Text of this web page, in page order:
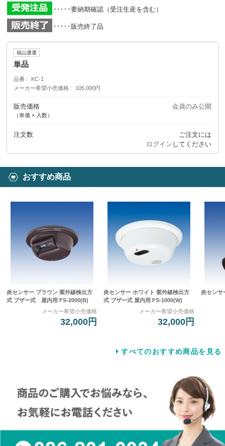
･････要納期確認（受注生産を含む）
･････販売終了品
福山通運
単品
品番
KC-1
メーカー希望小売価格
105,000円
販売価格
（単価 × 入数）
会員のみ公開
注文数
ご注文には
ログイン してください
おすすめ商品
炎センサー ブラウン 紫外線検出方
式 ブザー式 屋内用 FS-2000(B)
メーカー希望小売価格
32,000円
炎センサー ホワイト 紫外線検出方
式 ブザー式 屋内用 FS-1000(W)
メーカー希望小売価格
32,000円
炎センサ
すべてのおすすめ商品を見る